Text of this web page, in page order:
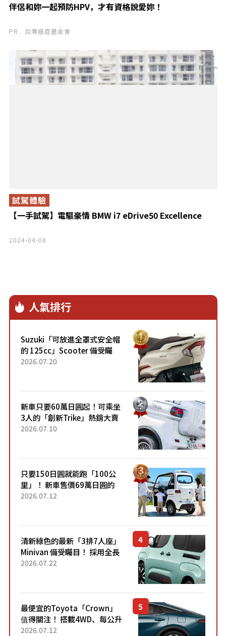
伴侶和妳一起預防HPV，才有資格說愛妳！
PR．台灣癌症基金會
【一手試駕】電驅豪情 BMW i7 eDrive50 Excellence
試駕體驗
2024-04-08
人氣排行
Suzuki「可放進全罩式安全帽
的 125cc」Scooter 備受矚
目！採用全新流線設計與各項
2026.07.20
新車只要60萬日圓起！可乘坐
3人的「創新Trike」熱銷大賣
成為人氣車款！「養車成本真
2026.07.10
只要150日圓就能跑「100公
里」！ 新車售價69萬日圓的
「3人座」Trike大受歡迎！ 順
2026.07.12
清新綠色的最新「3排7人座」
Minivan 備受矚目！ 採用全長
4.7公尺剛剛好的車身尺寸與
2026.07.22
最便宜的Toyota「Crown」
值得關注！ 搭載4WD、每公升
22.4公里低油耗表現超亮眼！
2026.07.12